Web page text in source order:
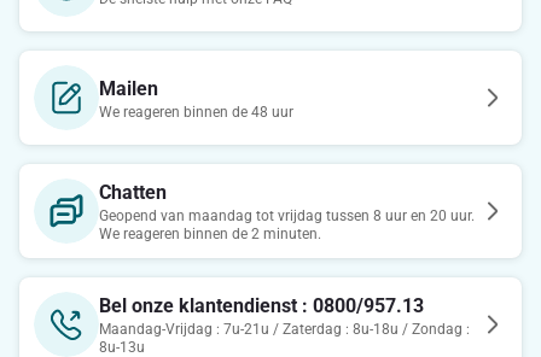
Mailen
We reageren binnen de 48 uur
Chatten
Geopend van maandag tot vrijdag tussen 8 uur en 20 uur.
We reageren binnen de 2 minuten.
Bel onze klantendienst : 0800/957.13
Maandag-Vrijdag : 7u-21u / Zaterdag : 8u-18u / Zondag :
8u-13u